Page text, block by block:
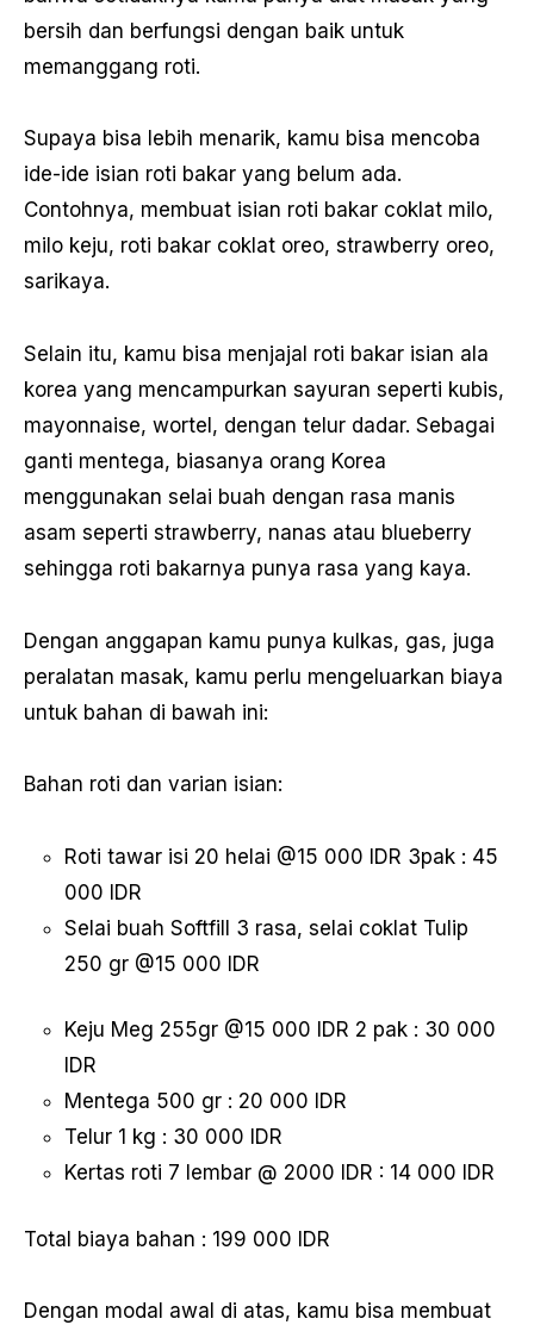
bersih dan berfungsi dengan baik untuk
memanggang roti.
Supaya bisa lebih menarik, kamu bisa mencoba
ide-ide isian roti bakar yang belum ada.
Contohnya, membuat isian roti bakar coklat milo,
milo keju, roti bakar coklat oreo, strawberry oreo,
sarikaya.
Selain itu, kamu bisa menjajal roti bakar isian ala
korea yang mencampurkan sayuran seperti kubis,
mayonnaise, wortel, dengan telur dadar. Sebagai
ganti mentega, biasanya orang Korea
menggunakan selai buah dengan rasa manis
asam seperti strawberry, nanas atau blueberry
sehingga roti bakarnya punya rasa yang kaya.
Dengan anggapan kamu punya kulkas, gas, juga
peralatan masak, kamu perlu mengeluarkan biaya
untuk bahan di bawah ini:
Bahan roti dan varian isian:
Roti tawar isi 20 helai @15 000 IDR 3pak : 45
000 IDR
Selai buah Softfill 3 rasa, selai coklat Tulip
250 gr @15 000 IDR
Keju Meg 255gr @15 000 IDR 2 pak : 30 000
IDR
Mentega 500 gr : 20 000 IDR
Telur 1 kg : 30 000 IDR
Kertas roti 7 lembar @ 2000 IDR : 14 000 IDR
Total biaya bahan : 199 000 IDR
Dengan modal awal di atas, kamu bisa membuat